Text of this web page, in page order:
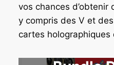
vos chances
y compris des V et
cartes